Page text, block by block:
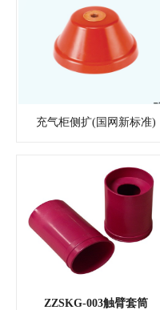
充气柜侧扩(国网新标准)
ZZSKG-003触臂套筒